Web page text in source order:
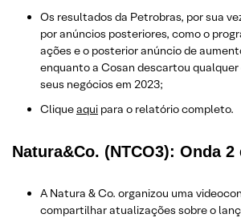
Os resultados da Petrobras, por sua
por anúncios posteriores, como o
ações e o posterior anúncio de
enquanto a Cosan descartou
seus negócios em 2023;
Cliqueaqui para o relatório completo.
Natura&Co. (NTCO3): Onda
A Natura & Co. organizou uma
compartilhar atualizações sobre o